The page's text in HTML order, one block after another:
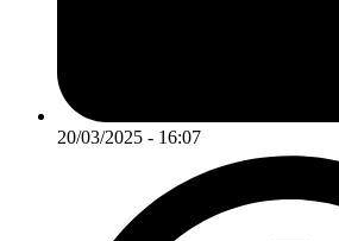
20/03/2025 - 16:07